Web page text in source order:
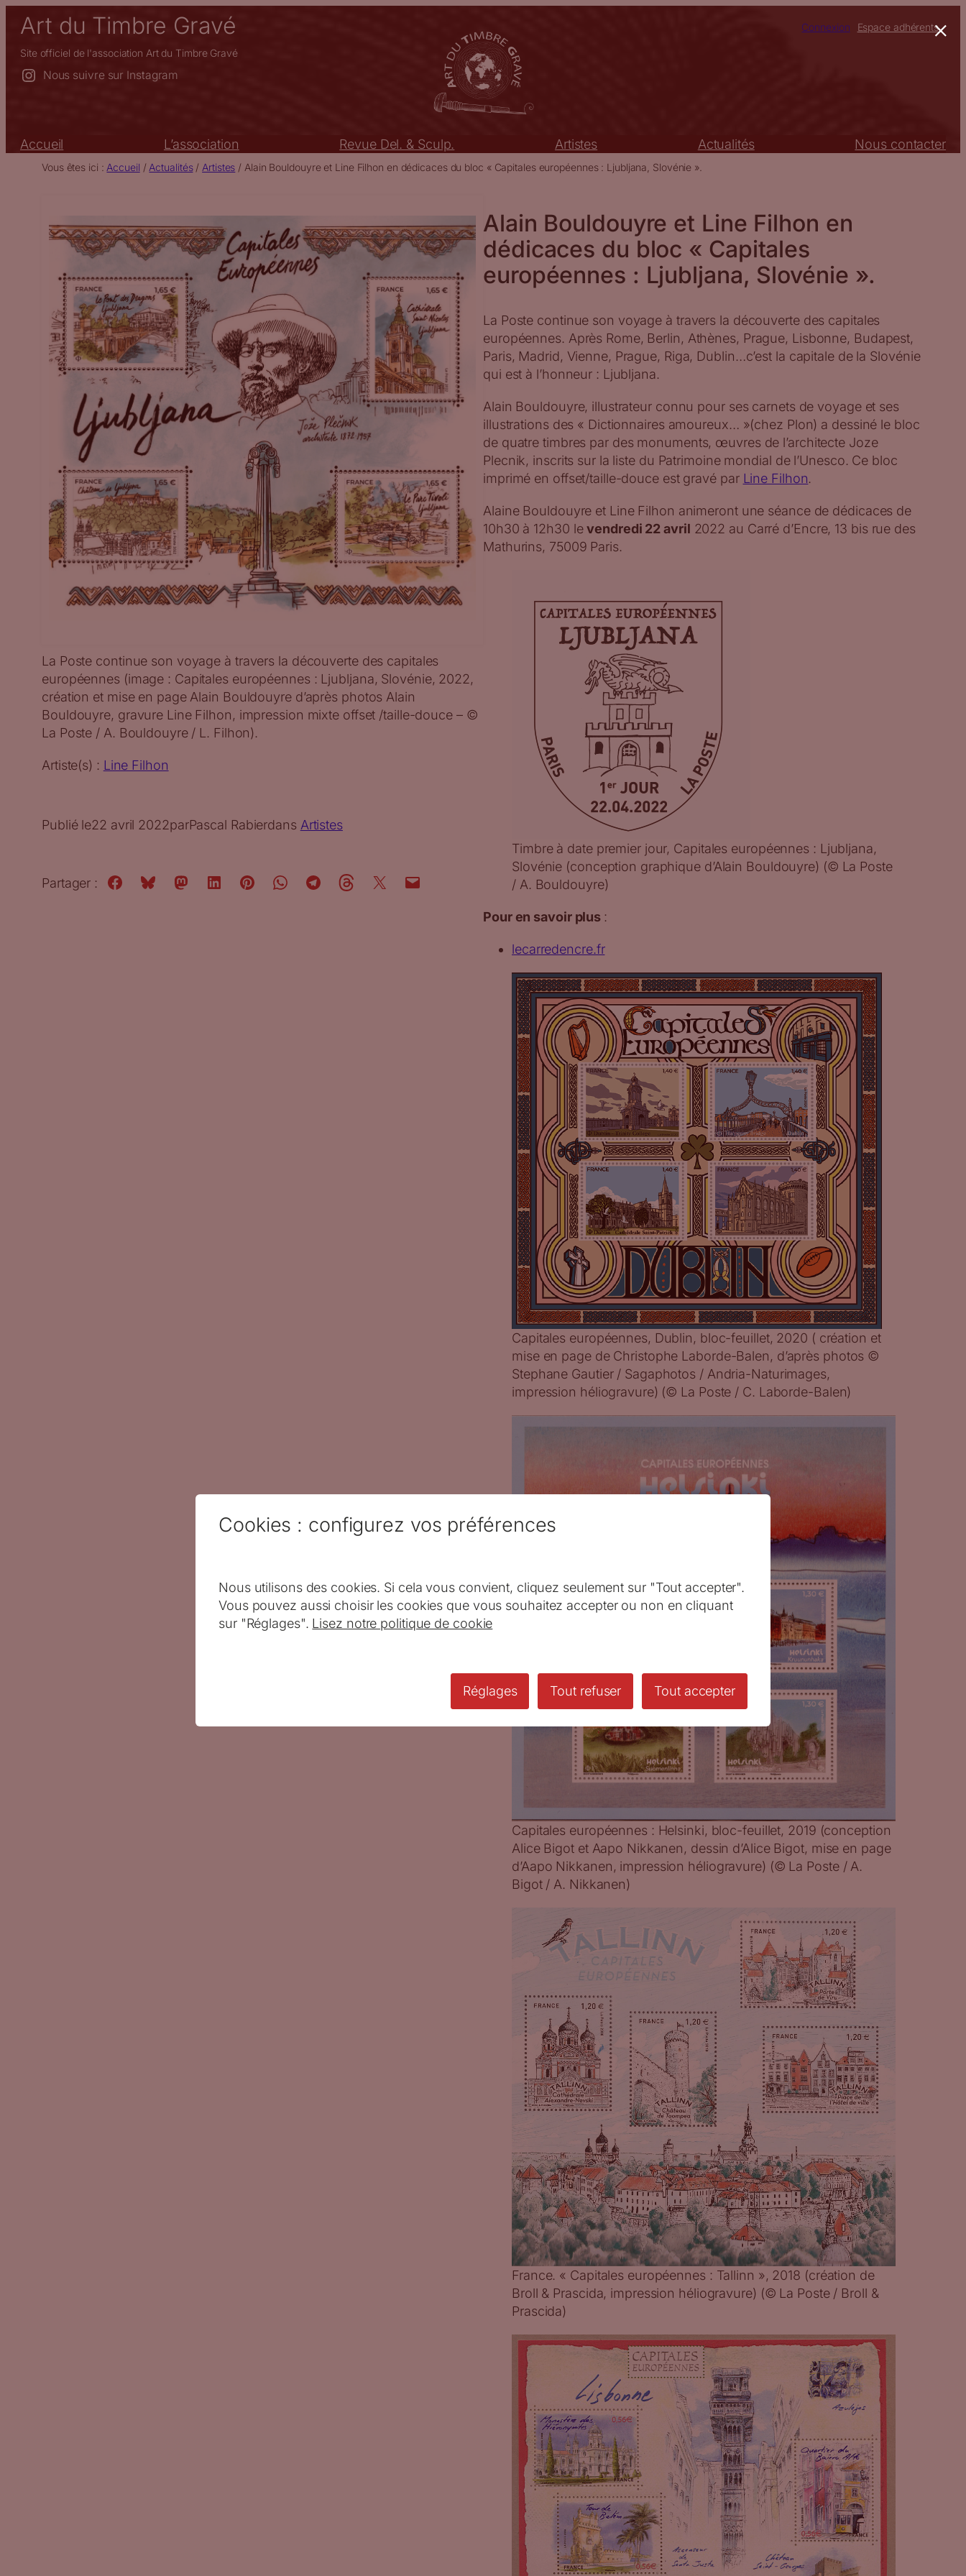
Aller
contenu
Art du Timbre Gravé
Site officiel de l'association Art du Timbre Gravé
Nous suivre sur Instagram
Connexion Espace adhérents
Accueil L’association Revue Del. & Sculp. Artistes Actualités Nous contacter
Vous êtes ici : Accueil / Actualités/ Artistes / Alain Bouldouyre et Line Filhon en dédicaces du bloc « Capitales européennes : Ljubljana, Slovénie ».
La Poste continue son voyage à travers la découverte des capitales
européennes (image : Capitales européennes : Ljubljana, Slovénie, 2022,
création et mise en page Alain Bouldouyre d’après photos Alain
Bouldouyre, gravure Line Filhon, impression mixte offset /taille-douce – ©
La Poste / A. Bouldouyre / L. Filhon).
Artiste(s) : Line Filhon
Publié le22 avril 2022parPascal Rabierdans Artistes
Partager :
Alain Bouldouyre et Line Filhon en
dédicaces du bloc « Capitales
européennes : Ljubljana, Slovénie ».
La Poste continue son voyage à travers la découverte des capitales
européennes. Après Rome, Berlin, Athènes, Prague, Lisbonne, Budapest,
Paris, Madrid, Vienne, Prague, Riga, Dublin…c’est la capitale de la Slovénie
qui est à l’honneur : Ljubljana.
Alain Bouldouyre, illustrateur connu pour ses carnets de voyage et ses
illustrations des « Dictionnaires amoureux… »(chez Plon) a dessiné le bloc
de quatre timbres par des monuments, œuvres de l’architecte Joze
Plecnik, inscrits sur la liste du Patrimoine mondial de l’Unesco. Ce bloc
imprimé en offset/taille-douce est gravé par Line Filhon.
Alaine Bouldouyre et Line Filhon animeront une séance de dédicaces de
10h30 à 12h30 levendredi 22 avril 2022 au Carré d’Encre, 13 bis rue des
Mathurins, 75009 Paris.
Timbre à date premier jour, Capitales européennes : Ljubljana,
Slovénie (conception graphique d’Alain Bouldouyre) (© La Poste
/ A. Bouldouyre)
Pour en savoir plus :
lecarredencre.fr
Capitales européennes, Dublin, bloc-feuillet, 2020 ( création et
mise en page de Christophe Laborde-Balen, d’après photos ©
Stephane Gautier / Sagaphotos / Andria-Naturimages,
impression héliogravure) (© La Poste / C. Laborde-Balen)
Capitales européennes : Helsinki, bloc-feuillet, 2019 (conception
Alice Bigot et Aapo Nikkanen, dessin d’Alice Bigot, mise en page
d’Aapo Nikkanen, impression héliogravure) (© La Poste / A.
Bigot / A. Nikkanen)
France. « Capitales européennes : Tallinn », 2018 (création de
Broll & Prascida, impression héliogravure) (© La Poste / Broll &
Prascida)
×
Cookies : configurez vos préférences
Nous utilisons des cookies. Si cela vous convient, cliquez seulement sur "Tout accepter".
Vous pouvez aussi choisir les cookies que vous souhaitez accepter ou non en cliquant
sur "Réglages". Lisez notre politique de cookie
Réglages Tout refuser Tout accepter